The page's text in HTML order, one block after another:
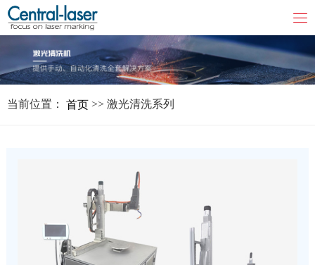
当前位置： 首页 >> 激光清洗系列